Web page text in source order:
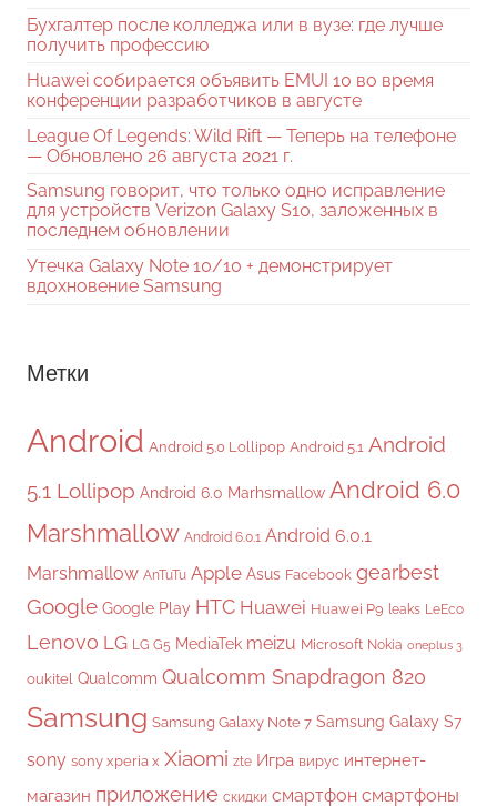
Бухгалтер после колледжа или в вузе: где лучше
получить профессию
Huawei собирается объявить EMUI 10 во время
конференции разработчиков в августе
League Of Legends: Wild Rift — Теперь на телефоне
— Обновлено 26 августа 2021 г.
Samsung говорит, что только одно исправление
для устройств Verizon Galaxy S10, заложенных в
последнем обновлении
Утечка Galaxy Note 10/10 + демонстрирует
вдохновение Samsung
Метки
Android Android 5.0 Lollipop Android 5.1 Android
5.1 Lollipop Android 6.0 Marhsmallow Android 6.0
Marshmallow Android 6.0.1 Android 6.0.1
Marshmallow AnTuTu Apple Asus Facebook gearbest
Google Google Play HTC Huawei Huawei P9 leaks LeEco
Lenovo LG LG G5 MediaTek meizu Microsoft Nokia oneplus 3
oukitel Qualcomm Qualcomm Snapdragon 820
Samsung Samsung Galaxy Note 7 Samsung Galaxy S7
sony sony xperia x Xiaomi zte Игра вирус интернет-
магазин приложение скидки смартфон смартфоны